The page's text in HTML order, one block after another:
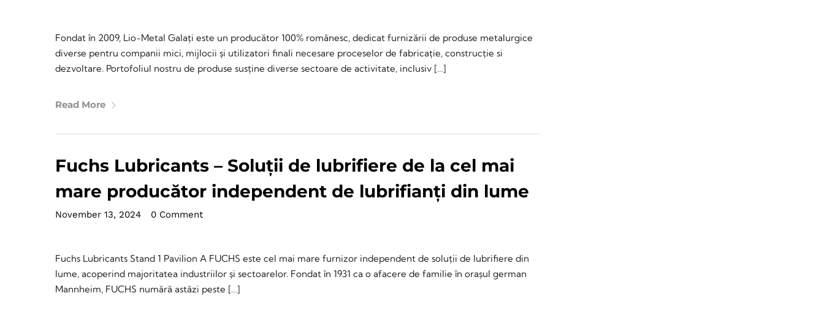
Fondat în 2009, Lio-Metal Galați este un producător 100% românesc, dedicat furnizării de produse metalurgice
diverse pentru companii mici, mijlocii și utilizatori finali necesare proceselor de fabricație, construcție si
dezvoltare. Portofoliul nostru de produse susține diverse sectoare de activitate, inclusiv […]
Read More
Fuchs Lubricants – Soluții de lubrifiere de la cel mai
mare producător independent de lubrifianți din lume
November 13, 2024 0 Comment
Fuchs Lubricants Stand 1 Pavilion A FUCHS este cel mai mare furnizor independent de soluții de lubrifiere din
lume, acoperind majoritatea industriilor și sectoarelor. Fondat în 1931 ca o afacere de familie în orașul german
Mannheim, FUCHS numără astăzi peste […]